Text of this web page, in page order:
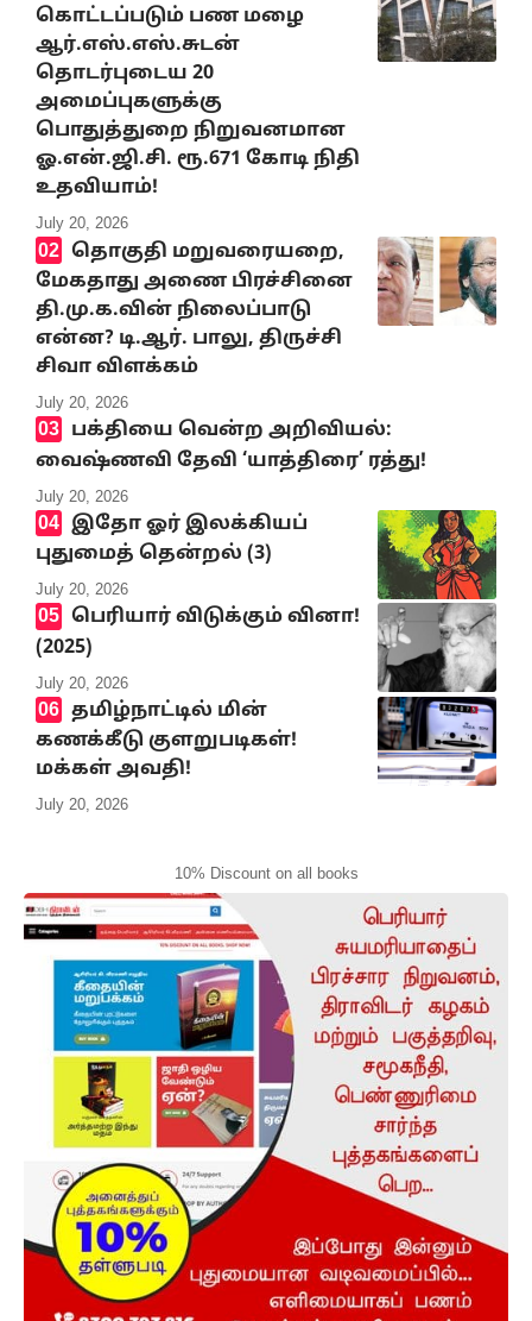
கொட்டப்படும் பண மழை
ஆர்.எஸ்.எஸ்.சுடன்
தொடர்புடைய 20
அமைப்புகளுக்கு
பொதுத்துறை நிறுவனமான
ஓ.என்.ஜி.சி. ரூ.671 கோடி நிதி
உதவியாம்!
July 20, 2026
தொகுதி மறுவரையறை,
மேகதாது அணை பிரச்சினை
தி.மு.க.வின் நிலைப்பாடு
என்ன? டி.ஆர். பாலு, திருச்சி
சிவா விளக்கம்
July 20, 2026
பக்தியை வென்ற அறிவியல்:
வைஷ்ணவி தேவி ‘யாத்திரை’ ரத்து!
July 20, 2026
இதோ ஓர் இலக்கியப்
புதுமைத் தென்றல் (3)
July 20, 2026
பெரியார் விடுக்கும் வினா!
(2025)
July 20, 2026
தமிழ்நாட்டில் மின்
கணக்கீடு குளறுபடிகள்!
மக்கள் அவதி!
July 20, 2026
10% Discount on all books